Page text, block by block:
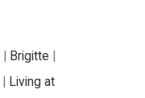
| Brigitte |
| Living at